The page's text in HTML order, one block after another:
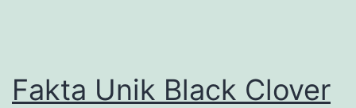
Fakta Unik Black Clover